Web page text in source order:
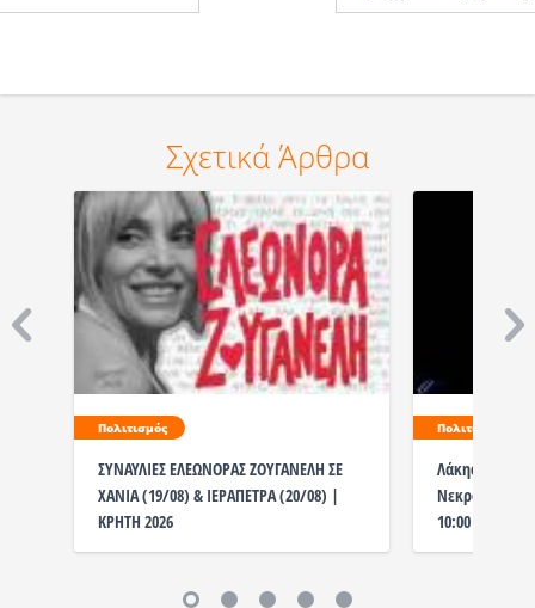
Σχετικά Άρθρα
Πολιτισμός
ΣΥΝΑΥΛΙΕΣ ΕΛΕΩΝΟΡΑΣ ΖΟΥΓΑΝΕΛΗ ΣΕ
ΧΑΝΙΑ (19/08) & ΙΕΡΑΠΕΤΡΑ (20/08) |
ΚΡΗΤΗ 2026
Πολιτισμός
Λάκης
Νεκροταφείο
10:00 το